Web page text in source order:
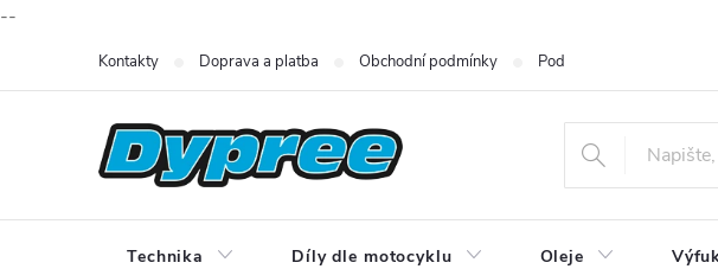
--
Kontakty Doprava a platba Obchodní podmínky Podmínky ochrany
Technika Díly dle motocyklu Oleje